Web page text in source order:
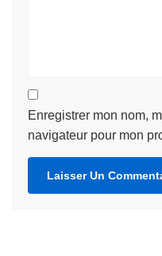
Enregistrer mon nom,
navigateur pour mon